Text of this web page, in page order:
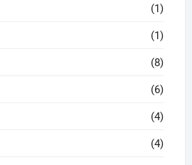
(1)
(1)
(8)
(6)
(4)
(4)